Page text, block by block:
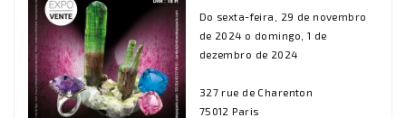
Do sexta-feira, 29 de novembro
de 2024 o domingo, 1 de
dezembro de 2024
327 rue de Charenton
75012 Paris